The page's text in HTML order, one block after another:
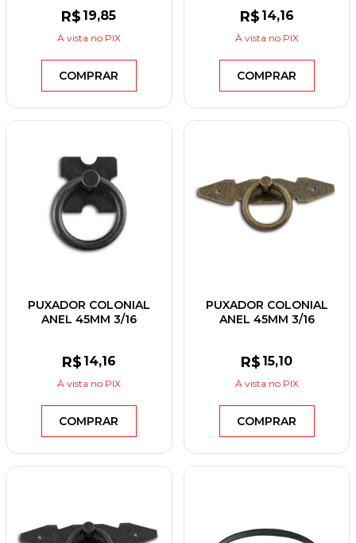
R$ 19,85
À vista no PIX
COMPRAR
R$ 14,16
À vista no PIX
COMPRAR
PUXADOR COLONIAL
ANEL 45MM 3/16
R$ 14,16
À vista no PIX
COMPRAR
PUXADOR COLONIAL
ANEL 45MM 3/16
R$ 15,10
À vista no PIX
COMPRAR